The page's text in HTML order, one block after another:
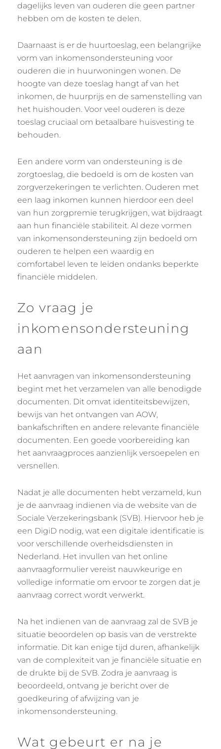
dagelijks leven van ouderen die geen partner
hebben om de kosten te delen.
Daarnaast is er de huurtoeslag, een belangrijke
vorm van inkomensondersteuning voor
ouderen die in huurwoningen wonen. De
hoogte van deze toeslag hangt af van het
inkomen, de huurprijs en de samenstelling van
het huishouden. Voor veel ouderen is deze
toeslag cruciaal om betaalbare huisvesting te
behouden.
Een andere vorm van ondersteuning is de
zorgtoeslag, die bedoeld is om de kosten van
zorgverzekeringen te verlichten. Ouderen met
een laag inkomen kunnen hierdoor een deel
van hun zorgpremie terugkrijgen, wat bijdraagt
aan hun financiële stabiliteit. Al deze vormen
van inkomensondersteuning zijn bedoeld om
ouderen te helpen een waardig en
comfortabel leven te leiden ondanks beperkte
financiële middelen.
Zo vraag je
inkomensondersteuning
aan
Het aanvragen van inkomensondersteuning
begint met het verzamelen van alle benodigde
documenten. Dit omvat identiteitsbewijzen,
bewijs van het ontvangen van AOW,
bankafschriften en andere relevante financiële
documenten. Een goede voorbereiding kan
het aanvraagproces aanzienlijk versoepelen en
versnellen.
Nadat je alle documenten hebt verzameld, kun
je de aanvraag indienen via de website van de
Sociale Verzekeringsbank (SVB). Hiervoor heb je
een DigiD nodig, wat een digitale identificatie is
voor verschillende overheidsdiensten in
Nederland. Het invullen van het online
aanvraagformulier vereist nauwkeurige en
volledige informatie om ervoor te zorgen dat je
aanvraag correct wordt verwerkt.
Na het indienen van de aanvraag zal de SVB je
situatie beoordelen op basis van de verstrekte
informatie. Dit kan enige tijd duren, afhankelijk
van de complexiteit van je financiële situatie en
de drukte bij de SVB. Zodra je aanvraag is
beoordeeld, ontvang je bericht over de
goedkeuring of afwijzing van je
inkomensondersteuning.
Wat gebeurt er na je